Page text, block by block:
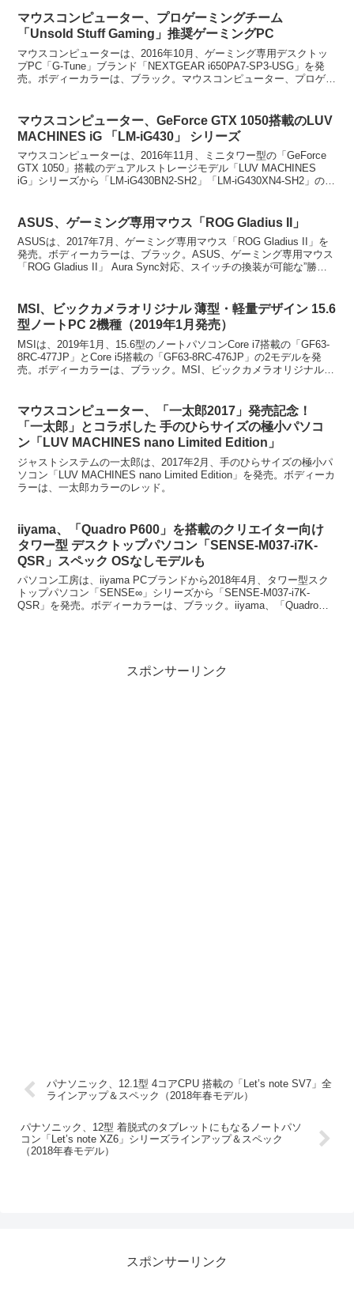
マウスコンピューター、プロゲーミングチーム
「Unsold Stuff Gaming」推奨ゲーミングPC
マウスコンピューターは、2016年10月、ゲーミング専用デスクトッ
プPC「G-Tune」ブランド「NEXTGEAR i650PA7-SP3-USG」を発
売。ボディーカラーは、ブラック。マウスコンピューター、プロゲー
マウスコンピューター、GeForce GTX 1050搭載のLUV
MACHINES iG 「LM-iG430」 シリーズ
マウスコンピューターは、2016年11月、ミニタワー型の「GeForce
GTX 1050」搭載のデュアルストレージモデル「LUV MACHINES
iG」シリーズから「LM-iG430BN2-SH2」「LM-iG430XN4-SH2」の
ASUS、ゲーミング専用マウス「ROG Gladius II」
ASUSは、2017年7月、ゲーミング専用マウス「ROG Gladius II」を
発売。ボディーカラーは、ブラック。ASUS、ゲーミング専用マウス
「ROG Gladius II」 Aura Sync対応、スイッチの換装が可能な”勝
MSI、ビックカメラオリジナル 薄型・軽量デザイン 15.6
型ノートPC 2機種（2019年1月発売）
MSIは、2019年1月、15.6型のノートパソコンCore i7搭載の「GF63-
8RC-477JP」とCore i5搭載の「GF63-8RC-476JP」の2モデルを発
売。ボディーカラーは、ブラック。MSI、ビックカメラオリジナル
マウスコンピューター、「一太郎2017」発売記念！
「一太郎」とコラボした 手のひらサイズの極小パソコ
ン「LUV MACHINES nano Limited Edition」
ジャストシステムの一太郎は、2017年2月、手のひらサイズの極小パ
ソコン「LUV MACHINES nano Limited Edition」を発売。ボディーカ
ラーは、一太郎カラーのレッド。
iiyama、「Quadro P600」を搭載のクリエイター向け
タワー型 デスクトップパソコン「SENSE-M037-i7K-
QSR」スペック OSなしモデルも
パソコン工房は、iiyama PCブランドから2018年4月、タワー型スク
トップパソコン「SENSE∞」シリーズから「SENSE-M037-i7K-
QSR」を発売。ボディーカラーは、ブラック。iiyama、「Quadro
スポンサーリンク
パナソニック、12.1型 4コアCPU 搭載の「Let’s note SV7」全
ラインアップ＆スペック（2018年春モデル）
パナソニック、12型 着脱式のタブレットにもなるノートパソ
コン「Let’s note XZ6」シリーズラインアップ＆スペック
（2018年春モデル）
スポンサーリンク